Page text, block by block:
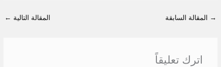
→ المقالة السابقة المقالة التالية ←
اترك تعليقاً